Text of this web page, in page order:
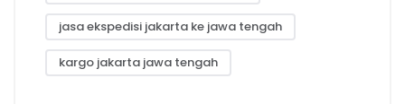
jasa ekspedisi jakarta ke jawa tengah
kargo jakarta jawa tengah